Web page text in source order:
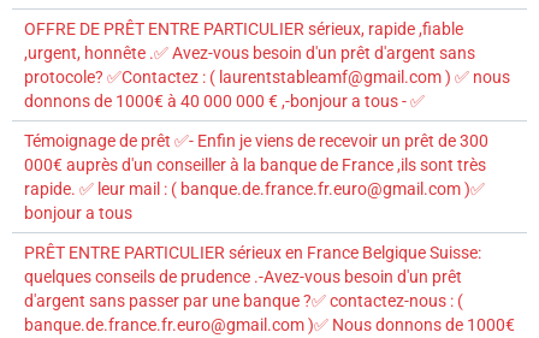
OFFRE DE PRÊT ENTRE PARTICULIER sérieux, rapide ,fiable
,urgent, honnête .✅ Avez-vous besoin d'un prêt d'argent sans
protocole? ✅Contactez : ( laurentstableamf@gmail.com ) ✅ nous
donnons de 1000€ à 40 000 000 € ,-bonjour a tous - ✅
Témoignage de prêt ✅- Enfin je viens de recevoir un prêt de 300
000€ auprès d'un conseiller à la banque de France ,ils sont très
rapide. ✅ leur mail : ( banque.de.france.fr.euro@gmail.com )✅
bonjour a tous
PRÊT ENTRE PARTICULIER sérieux en France Belgique Suisse:
quelques conseils de prudence .-Avez-vous besoin d'un prêt
d'argent sans passer par une banque ?✅ contactez-nous : (
banque.de.france.fr.euro@gmail.com )✅ Nous donnons de 1000€